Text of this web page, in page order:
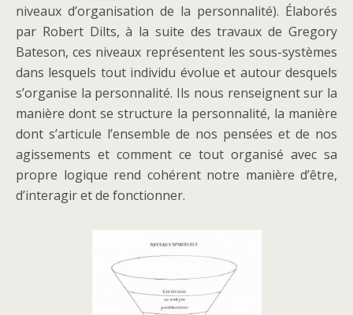
niveaux d’organisation de la personnalité). Élaborés
par Robert Dilts, à la suite des travaux de Gregory
Bateson, ces niveaux représentent les sous-systèmes
dans lesquels tout individu évolue et autour desquels
s’organise la personnalité. Ils nous renseignent sur la
manière dont se structure la personnalité, la manière
dont s’articule l’ensemble de nos pensées et de nos
agissements et comment ce tout organisé avec sa
propre logique rend cohérent notre manière d’être,
d’interagir et de fonctionner.